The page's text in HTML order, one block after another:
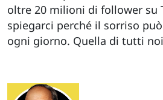
oltre 20 milioni di follower su
spiegarci perché il sorriso
ogni giorno. Quella di tutti